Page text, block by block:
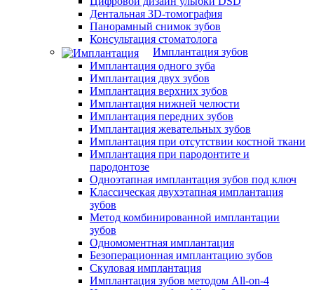
Дентальная 3D-томография
Панорамный снимок зубов
Консультация стоматолога
Имплантация зубов
Имплантация одного зуба
Имплантация двух зубов
Имплантация верхних зубов
Имплантация нижней челюсти
Имплантация передних зубов
Имплантация жевательных зубов
Имплантация при отсутствии костной ткани
Имплантация при пародонтите и
пародонтозе
Одноэтапная имплантация зубов под ключ
Классическая двухэтапная имплантация
зубов
Метод комбинированной имплантации
зубов
Одномоментная имплантация
Безоперационная имплантацию зубов
Скуловая имплантация
Имплантация зубов методом All-on-4